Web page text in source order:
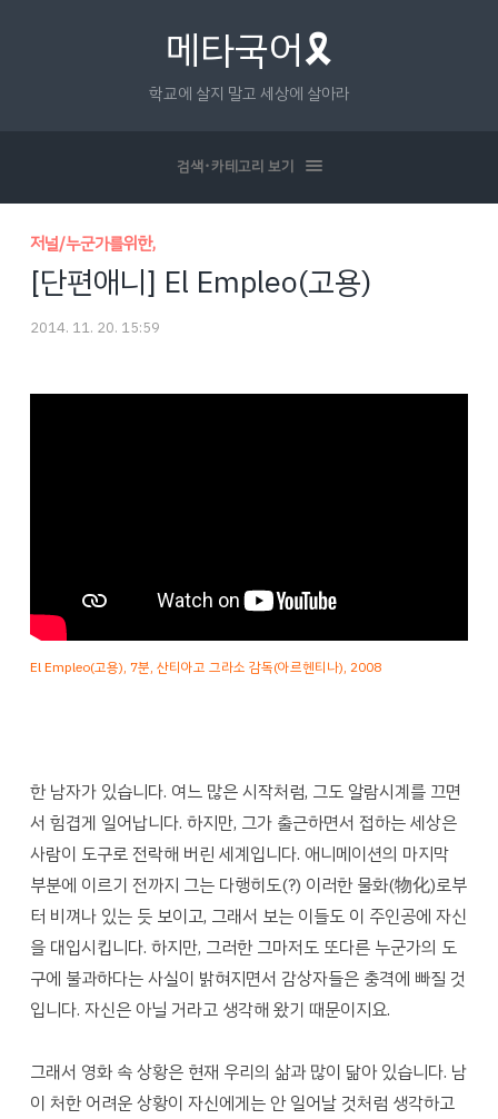
메타국어🎗
학교에 살지 말고 세상에 살아라
검색･카테고리 보기
저널/누군가를위한,
[단편애니] El Empleo(고용)
2014. 11. 20. 15:59
El Empleo(고용), 7분, 산티아고 그라소 감독(아르헨티나), 2008
한 남자가 있습니다. 여느 많은 시작처럼, 그도 알람시계를 끄면
서 힘겹게 일어납니다. 하지만, 그가 출근하면서 접하는 세상은
사람이 도구로 전락해 버린 세계입니다. 애니메이션의 마지막
부분에 이르기 전까지 그는 다행히도(?) 이러한 물화(物化)로부
터 비껴나 있는 듯 보이고, 그래서 보는 이들도 이 주인공에 자신
을 대입시킵니다. 하지만, 그러한 그마저도 또다른 누군가의 도
구에 불과하다는 사실이 밝혀지면서 감상자들은 충격에 빠질 것
입니다. 자신은 아닐 거라고 생각해 왔기 때문이지요.
그래서 영화 속 상황은 현재 우리의 삶과 많이 닮아 있습니다. 남
이 처한 어려운 상황이 자신에게는 안 일어날 것처럼 생각하고